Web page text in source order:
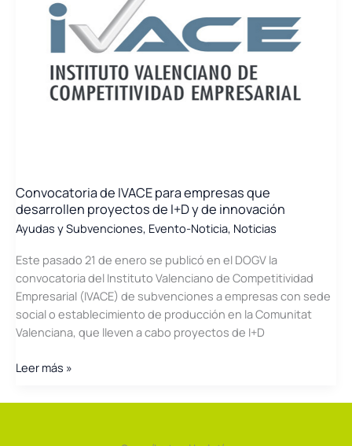
Valenciana
(PEIV)
Convocatoria de IVACE para empresas que
desarrollen proyectos de I+D y de innovación
Ayudas y Subvenciones, Evento-Noticia, Noticias
Este pasado 21 de enero se publicó en el DOGV la
convocatoria del Instituto Valenciano de Competitividad
Empresarial (IVACE) de subvenciones a empresas con sede
social o establecimiento de producción en la Comunitat
Valenciana, que lleven a cabo proyectos de I+D
Convocatoria
IVACE
Leer más »